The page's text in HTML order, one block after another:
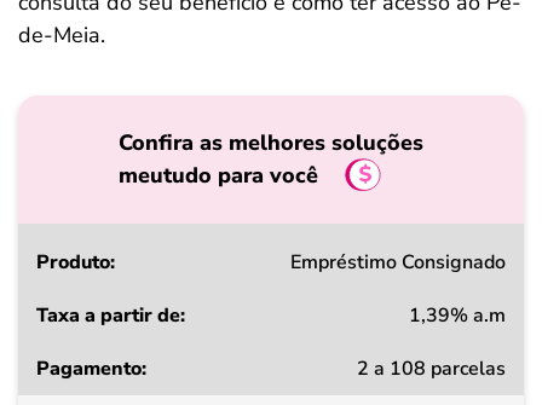
de-Meia.
Confira as melhores soluções
meutudo para você
Produto
a
Empréstimo Consignado
1,39% a.m
2 a 108 parcelas